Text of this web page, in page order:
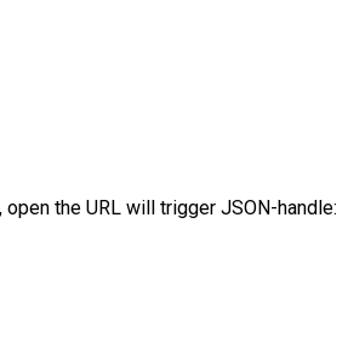
the URL will trigger JSON-handle: